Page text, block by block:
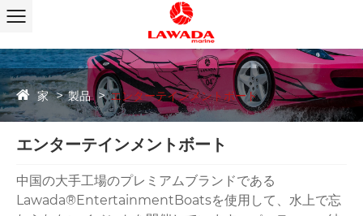
家 製品 エンターテインメントボート
エンターテインメントボート
中国の大手工場のプレミアムブランドである
Lawada®EntertainmentBoatsを使用して、水上で忘